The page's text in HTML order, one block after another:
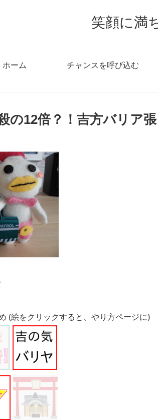
笑顔に満
ホーム チャンスを呼び込む
の12倍？！吉方バリア
(絵をクリックすると、やり方ページに)